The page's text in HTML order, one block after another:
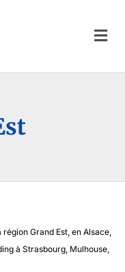
Grand Est, en Alsace,
à Strasbourg, Mulhouse,